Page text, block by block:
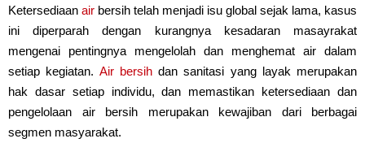
Ketersediaan air bersih telah menjadi isu global sejak lama, kasus
ini diperparah dengan kurangnya kesadaran masayrakat
mengenai pentingnya mengelolah dan menghemat air dalam
setiap kegiatan. Air bersihdan sanitasi yang layak merupakan
hak dasar setiap individu, dan memastikan ketersediaan dan
pengelolaan air bersih merupakan kewajiban dari berbagai
segmen masyarakat.